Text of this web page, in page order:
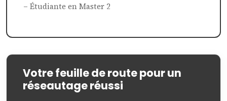
– Étudiante en Master 2
Votre feuille de route pour un
réseautage réussi